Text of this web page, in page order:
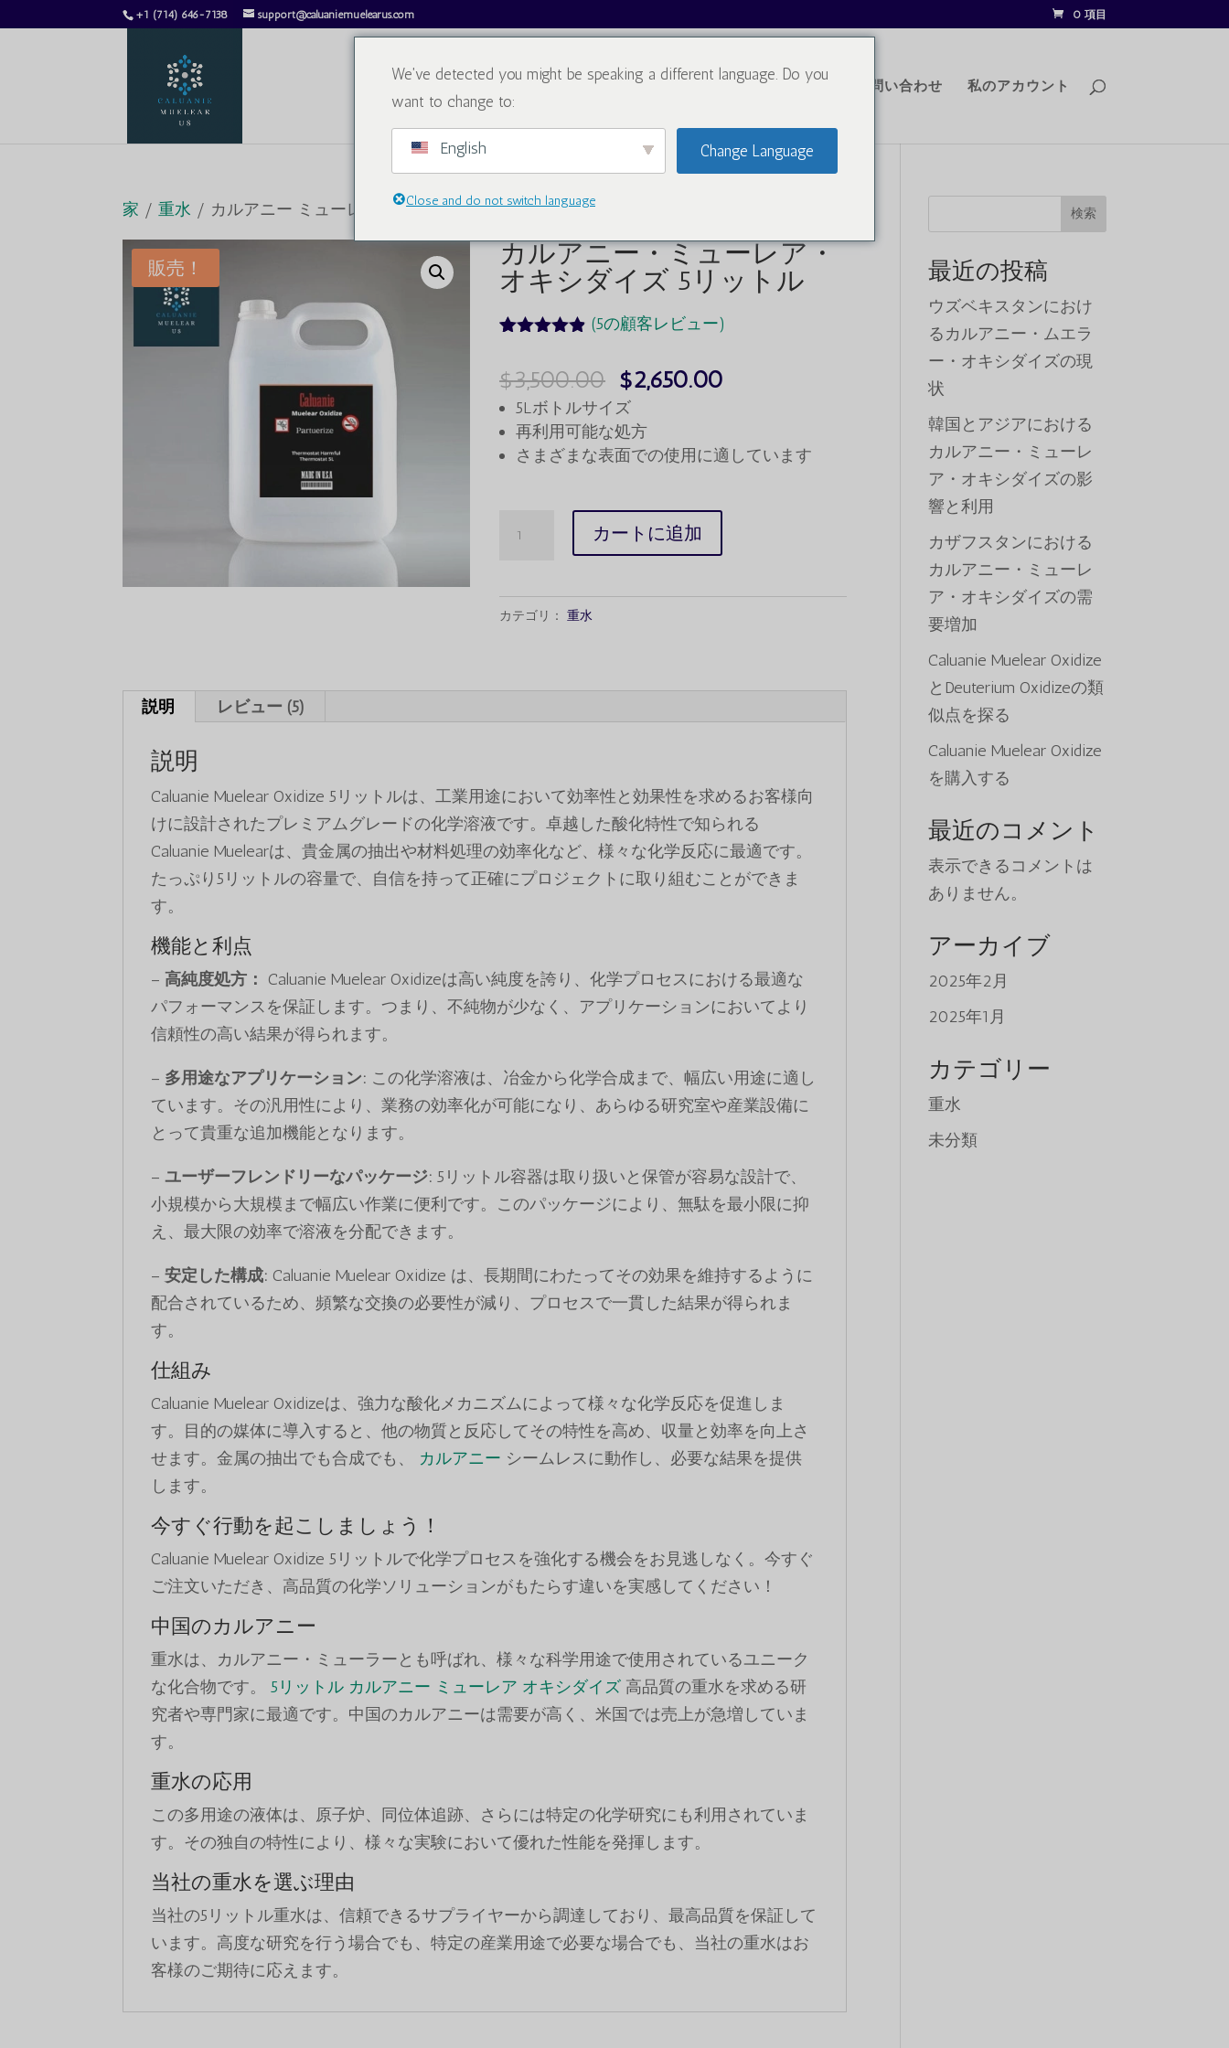
+1 (714) 646-7138 support@caluaniemuelearus.com 0 項目
私たちについて カタログ ブログ お問い合わせ 私のアカウント
家 /重水 / カルアニー ミューレア オキシダイズ 5リットル
販売！
カルアニー・ミューレア・
オキシダイズ 5リットル
5点満点中
と評価
されました
(5の顧客レビュー)
$3,500.00 元
の
価
格
$3,500.00
で
た。
$2,650.00
価
す。
5Lボトルサイズ
再利用可能な処方
さまざまな表面での使用に適しています
5Liters
カートに追加
カテゴリ：重水
説明 レビュー (5)
説明
Caluanie Muelear Oxidize 5リットルは、工業用途において効率性と効果性を求めるお客様向
けに設計されたプレミアムグレードの化学溶液です。卓越した酸化特性で知られる
Caluanie Muelearは、貴金属の抽出や材料処理の効率化など、様々な化学反応に最適です。
たっぷり5リットルの容量で、自信を持って正確にプロジェクトに取り組むことができま
す。
機能と利点
–高純度処方： Caluanie Muelear Oxidizeは高い純度を誇り、化学プロセスにおける最適な
パフォーマンスを保証します。つまり、不純物が少なく、アプリケーションにおいてより
信頼性の高い結果が得られます。
– 多用途なアプリケーション: この化学溶液は、冶金から化学合成まで、幅広い用途に適し
ています。その汎用性により、業務の効率化が可能になり、あらゆる研究室や産業設備に
とって貴重な追加機能となります。
–ユーザーフレンドリーなパッケージ: 5リットル容器は取り扱いと保管が容易な設計で、
小規模から大規模まで幅広い作業に便利です。このパッケージにより、無駄を最小限に抑
え、最大限の効率で溶液を分配できます。
–安定した構成: Caluanie Muelear Oxidize は、長期間にわたってその効果を維持するように
配合されているため、頻繁な交換の必要性が減り、プロセスで一貫した結果が得られま
す。
仕組み
Caluanie Muelear Oxidizeは、強力な酸化メカニズムによって様々な化学反応を促進しま
す。目的の媒体に導入すると、他の物質と反応してその特性を高め、収量と効率を向上さ
せます。金属の抽出でも合成でも、 カルアニー シームレスに動作し、必要な結果を提供
します。
今すぐ行動を起こしましょう！
Caluanie Muelear Oxidize 5リットルで化学プロセスを強化する機会をお見逃しなく。今すぐ
ご注文いただき、高品質の化学ソリューションがもたらす違いを実感してください！
中国のカルアニー
重水は、カルアニー・ミューラーとも呼ばれ、様々な科学用途で使用されているユニーク
な化合物です。5リットル カルアニー ミューレア オキシダイズ 高品質の重水を求める研
究者や専門家に最適です。中国のカルアニーは需要が高く、米国では売上が急増していま
す。
重水の応用
この多用途の液体は、原子炉、同位体追跡、さらには特定の化学研究にも利用されていま
す。その独自の特性により、様々な実験において優れた性能を発揮します。
当社の重水を選ぶ理由
当社の5リットル重水は、信頼できるサプライヤーから調達しており、最高品質を保証して
います。高度な研究を行う場合でも、特定の産業用途で必要な場合でも、当社の重水はお
客様のご期待に応えます。
検索
最近の投稿
ウズベキスタンにおけ
るカルアニー・ムエラ
ー・オキシダイズの現
状
韓国とアジアにおける
カルアニー・ミューレ
ア・オキシダイズの影
響と利用
カザフスタンにおける
カルアニー・ミューレ
ア・オキシダイズの需
要増加
Caluanie Muelear Oxidize
とDeuterium Oxidizeの類
似点を探る
Caluanie Muelear Oxidize
を購入する
最近のコメント
表示できるコメントは
ありません。
アーカイブ
2025年2月
2025年1月
カテゴリー
重水
未分類
We've detected you might be speaking a different language. Do you
want to change to:
English Change Language
Close and do not switch language